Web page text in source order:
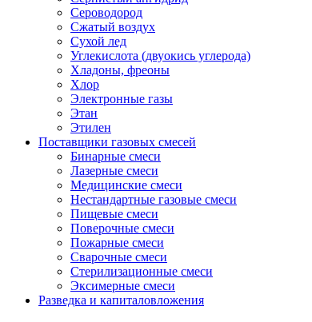
Сероводород
Сжатый воздух
Сухой лед
Углекислота (двуокись углерода)
Хладоны, фреоны
Хлор
Электронные газы
Этан
Этилен
Поставщики газовых смесей
Бинарные смеси
Лазерные смеси
Медицинские смеси
Нестандартные газовые смеси
Пищевые смеси
Поверочные смеси
Пожарные смеси
Сварочные смеси
Стерилизационные смеси
Эксимерные смеси
Разведка и капиталовложения